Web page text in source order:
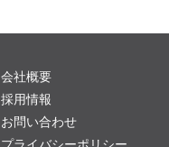
会社概要
採用情報
お問い合わせ